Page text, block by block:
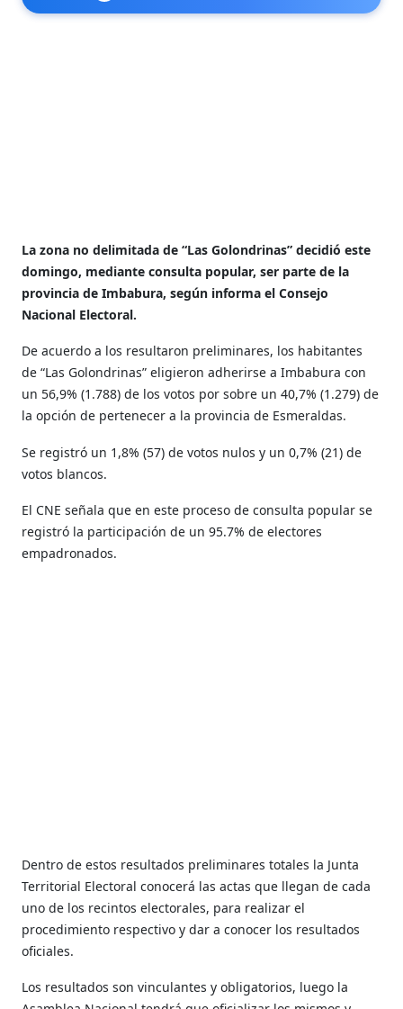
La zona no delimitada de “Las Golondrinas” decidió este
domingo, mediante consulta popular, ser parte de la
provincia de Imbabura, según informa el Consejo
Nacional Electoral.
De acuerdo a los resultaron preliminares, los habitantes
de “Las Golondrinas” eligieron adherirse a Imbabura con
un 56,9% (1.788) de los votos por sobre un 40,7% (1.279) de
la opción de pertenecer a la provincia de Esmeraldas.
Se registró un 1,8% (57) de votos nulos y un 0,7% (21) de
votos blancos.
El CNE señala que en este proceso de consulta popular se
registró la participación de un 95.7% de electores
empadronados.
Dentro de estos resultados preliminares totales la Junta
Territorial Electoral conocerá las actas que llegan de cada
uno de los recintos electorales, para realizar el
procedimiento respectivo y dar a conocer los resultados
oficiales.
Los resultados son vinculantes y obligatorios, luego la